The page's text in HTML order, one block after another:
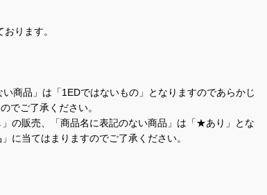
ります。
商品」は「1EDではないもの」となりますのであらかじ
でご了承ください。
の販売、「商品名に表記のない商品」は「★あり」とな
に当てはまりますのでご了承ください。